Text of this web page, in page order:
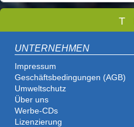
T
UNTERNEHMEN
Impressum
Geschäftsbedingungen (AGB)
Umweltschutz
Über uns
Werbe-CDs
Lizenzierung